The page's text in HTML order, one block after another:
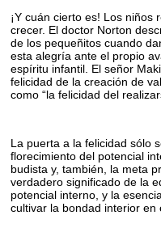
¡Y cuán cierto es! Los niños
crecer. El doctor Norton
de los pequeñitos cuando
esta alegría ante el propio
espíritu infantil. El señor
felicidad de la creación de
como “la felicidad del
La puerta a la felicidad sólo
florecimiento del potencial
budista y, también, la meta
verdadero significado de la
potencial interno, y la
cultivar la bondad interior en